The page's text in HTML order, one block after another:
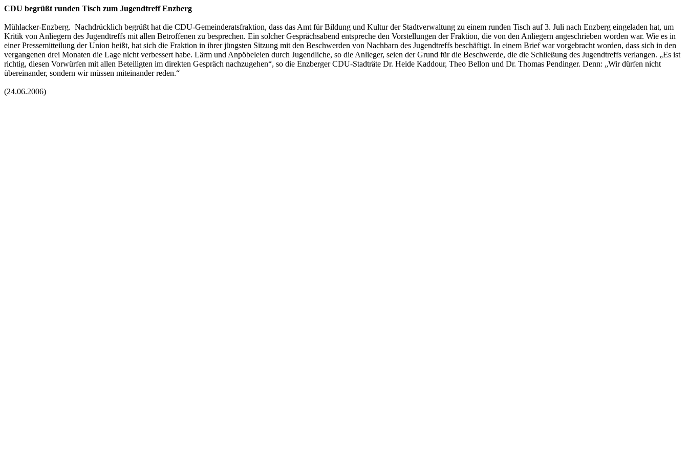
CDU begrüßt runden Tisch zum Jugendtreff Enzberg
Mühlacker-Enzberg. Nachdrücklich begrüßt hat die CDU-Gemeinderatsfraktion, dass das Amt für Bildung und Kultur der Stadtverwaltung zu einem runden Tisch auf 3. Juli nach Enzberg eingeladen hat, um
Kritik von Anliegern des Jugendtreffs mit allen Betroffenen zu besprechen. Ein solcher Gesprächsabend entspreche den Vorstellungen der Fraktion, die von den Anliegern angeschrieben worden war. Wie es in
einer Pressemitteilung der Union heißt, hat sich die Fraktion in ihrer jüngsten Sitzung mit den Beschwerden von Nachbarn des Jugendtreffs beschäftigt. In einem Brief war vorgebracht worden, dass sich in den
vergangenen drei Monaten die Lage nicht verbessert habe. Lärm und Anpöbeleien durch Jugendliche, so die Anlieger, seien der Grund für die Beschwerde, die die Schließung des Jugendtreffs verlangen. „Es ist
richtig, diesen Vorwürfen mit allen Beteiligten im direkten Gespräch nachzugehen“, so die Enzberger CDU-Stadträte Dr. Heide Kaddour, Theo Bellon und Dr. Thomas Pendinger. Denn: „Wir dürfen nicht
übereinander, sondern wir müssen miteinander reden.“
(24.06.2006)